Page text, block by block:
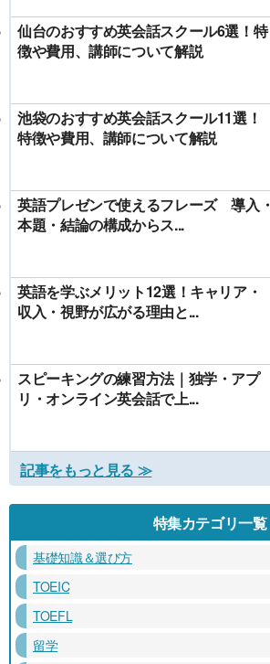
仙台のおすすめ英会話スクール6選！特
徴や費用、講師について解説
池袋のおすすめ英会話スクール11選！
特徴や費用、講師について解説
英語プレゼンで使えるフレーズ 導入・
本題・結論の構成からス...
英語を学ぶメリット12選！キャリア・
収入・視野が広がる理由と...
スピーキングの練習方法｜独学・アプ
リ・オンライン英会話で上...
記事をもっと見る ≫
特集カテゴリ一覧
基礎知識＆選び方
TOEIC
TOEFL
留学